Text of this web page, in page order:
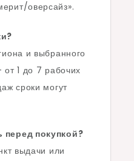
оверсайз».
и выбранного
1 до 7 рабочих
сроки могут
покупкой?
выдачи или